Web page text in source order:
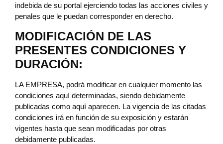
indebida de su portal ejerciendo todas las acciones civiles y
penales que le puedan corresponder en derecho.
MODIFICACIÓN DE LAS
PRESENTES CONDICIONES Y
DURACIÓN:
LA EMPRESA, podrá modificar en cualquier momento las
condiciones aquí determinadas, siendo debidamente
publicadas como aquí aparecen. La vigencia de las citadas
condiciones irá en función de su exposición y estarán
vigentes hasta que sean modificadas por otras
debidamente publicadas.